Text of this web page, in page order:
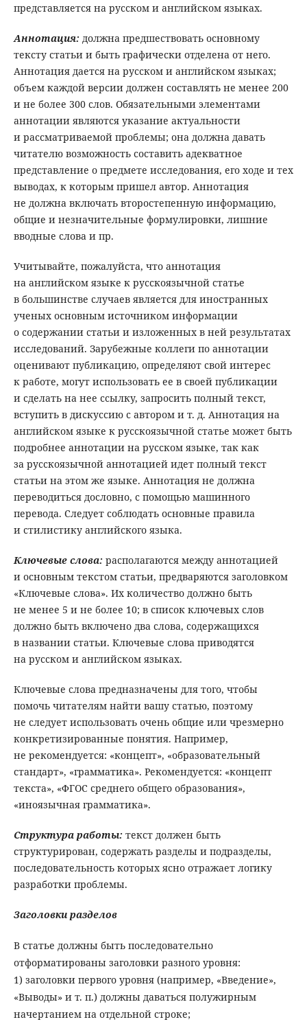
представляется на русском и английском языках.
Аннотация: должна предшествовать основному
тексту статьи и быть графически отделена от него.
Аннотация дается на русском и английском языках;
объем каждой версии должен составлять не менее 200
и не более 300 слов. Обязательными элементами
аннотации являются указание актуальности
и рассматриваемой проблемы; она должна давать
читателю возможность составить адекватное
представление о предмете исследования, его ходе и тех
выводах, к которым пришел автор. Аннотация
не должна включать второстепенную информацию,
общие и незначительные формулировки, лишние
вводные слова и пр.
Учитывайте, пожалуйста, что аннотация
на английском языке к русскоязычной статье
в большинстве случаев является для иностранных
ученых основным источником информации
о содержании статьи и изложенных в ней результатах
исследований. Зарубежные коллеги по аннотации
оценивают публикацию, определяют свой интерес
к работе, могут использовать ее в своей публикации
и сделать на нее ссылку, запросить полный текст,
вступить в дискуссию с автором и т. д. Аннотация на
английском языке к русскоязычной статье может быть
подробнее аннотации на русском языке, так как
за русскоязычной аннотацией идет полный текст
статьи на этом же языке. Аннотация не должна
переводиться дословно, с помощью машинного
перевода. Следует соблюдать основные правила
и стилистику английского языка.
Ключевые слова: располагаются между аннотацией
и основным текстом статьи, предваряются заголовком
«Ключевые слова». Их количество должно быть
не менее 5 и не более 10; в список ключевых слов
должно быть включено два слова, содержащихся
в названии статьи. Ключевые слова приводятся
на русском и английском языках.
Ключевые слова предназначены для того, чтобы
помочь читателям найти вашу статью, поэтому
не следует использовать очень общие или чрезмерно
конкретизированные понятия. Например,
не рекомендуется: «концепт», «образовательный
стандарт», «грамматика». Рекомендуется: «концепт
текста», «ФГОС среднего общего образования»,
«иноязычная грамматика».
Структура работы: текст должен быть
структурирован, содержать разделы и подразделы,
последовательность которых ясно отражает логику
разработки проблемы.
Заголовки разделов
В статье должны быть последовательно
отформатированы заголовки разного уровня:
1) заголовки первого уровня (например, «Введение»,
«Выводы» и т. п.) должны даваться полужирным
начертанием на отдельной строке;